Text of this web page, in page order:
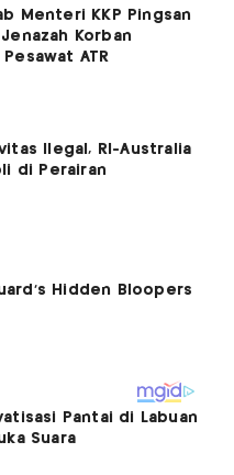
Menteri KKP Pingsan
Korban
ATR
Ilegal, RI-Australia
di Perairan
Pantai di Labuan
Suara